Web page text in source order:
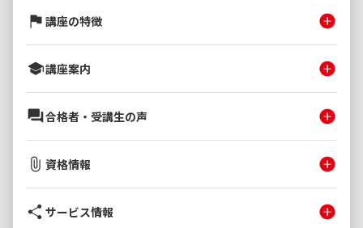
講座の特徴
講座案内
合格者・受講生の声
資格情報
サービス情報